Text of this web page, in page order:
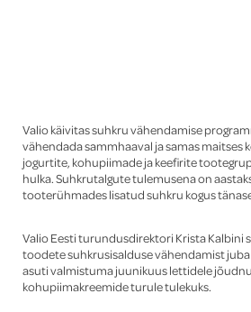
Valio käivitas suhkru vähendamise
vähendada sammhaaval ja samas maitses
jogurtite, kohupiimade ja keefirite
hulka. Suhkrutalgute tulemusena on
tooterühmades lisatud suhkru kogus
Valio Eesti turundusdirektori Krista Kalbini
toodete suhkrusisalduse vähendamist juba
asuti valmistuma juunikuus lettidele
kohupiimakreemide turule tulekuks.